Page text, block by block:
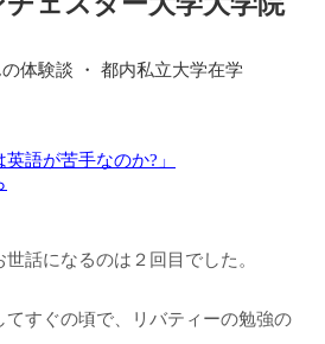
体験談 ・ 都内私立大学在学
語が苦手なのか?」
話になるのは２回目でした。
すぐの頃で、リバティーの勉強の